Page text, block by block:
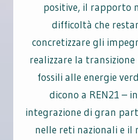
positive, il rapporto
difficoltà che
concretizzare gli
realizzare la
fossili alle energie
dicono a REN21 –
integrazione di gran
nelle reti nazionali e